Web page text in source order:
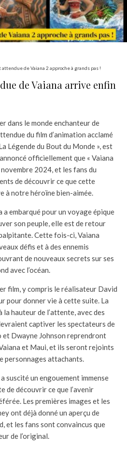
attendue de Vaiana 2 approche à grands pas !
de Vaiana arrive enfin
dans le monde enchanteur de
du film d’animation acclamé
Légende du Bout du Monde », est
officiellement que « Vaiana
2024, et les fans du
de découvrir ce que cette
à notre héroïne bien-aimée.
a embarqué pour un voyage épique
son peuple, elle est de retour
Cette fois-ci, Vaiana
défis et à des ennemis
de nouveaux secrets sur ses
avec l’océan.
film, y compris le réalisateur David
pour donner vie à cette suite. La
la hauteur de l’attente, avec des
captiver les spectateurs de
et Dwayne Johnson reprendront
et Maui, et ils seront rejoints
personnages attachants.
a suscité un engouement immense
de découvrir ce que l’avenir
Les premières images et les
ont déjà donné un aperçu de
et les fans sont convaincus que
de l’original.